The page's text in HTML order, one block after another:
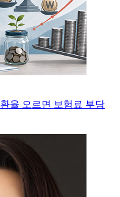
율 오르면 보험료 부담